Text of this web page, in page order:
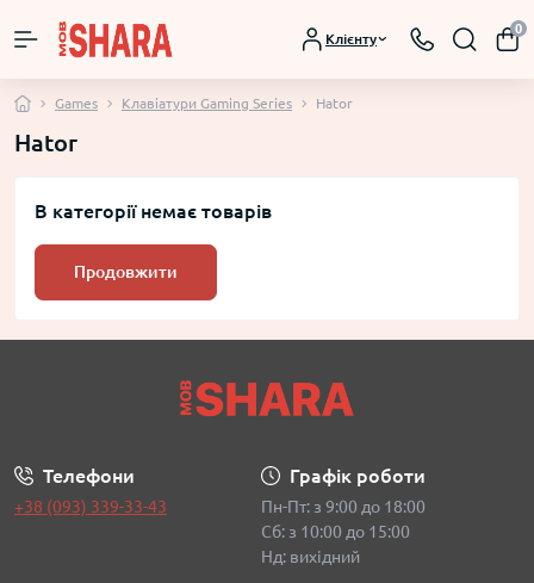
Клієнту
0
Games Клавіатури Gaming Series Hator
Hator
В категорії немає товарів
Продовжити
Телефони
+38 (093) 339-33-43
Графік роботи
Пн-Пт: з 9:00 до 18:00
Сб: з 10:00 до 15:00
Нд: вихідний